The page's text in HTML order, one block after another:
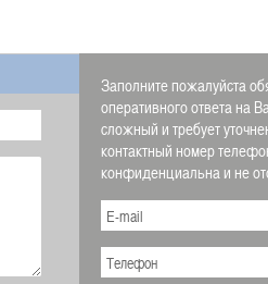
Заполните пожалуйста
оперативного ответа на
сложный и требует
контактный номер
конфиденциальна и не